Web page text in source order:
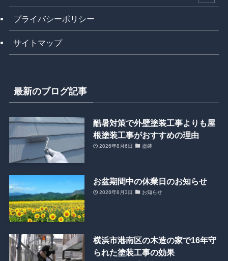
プライバシーポリシー
サイトマップ
最新のブログ記事
酷暑対策で外壁塗装工事よりも屋
根塗装工事がおすすめの理由
2026年8月6日 塗装
お盆期間中の休業日のお知らせ
2026年8月3日 お知らせ
横浜市港南区の木造の家で16年守
られた塗装工事の効果